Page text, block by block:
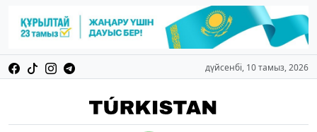
дүйсенбі, 10 тамыз, 2026